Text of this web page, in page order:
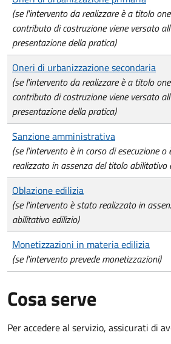
(se l'intervento da realizzare è a titolo
contributo di costruzione viene versato
presentazione della pratica)
Oneri di urbanizzazione secondaria
(se l'intervento da realizzare è a titolo
contributo di costruzione viene versato
presentazione della pratica)
Sanzione amministrativa
(se l'intervento è in corso di esecuzione o
realizzato in assenza del titolo abilitativo
Oblazione edilizia
(se l'intervento è stato realizzato in
abilitativo edilizio)
Monetizzazioni in materia edilizia
(se l'intervento prevede monetizzazioni)
Cosa serve
Per accedere al servizio, assicurati di